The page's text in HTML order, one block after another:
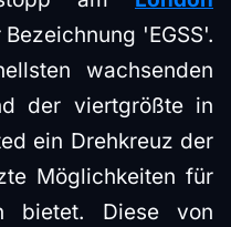
'EGSS'.
wachsenden
der viertgrößte in
ein Drehkreuz der
Möglichkeiten für
bietet. Diese von